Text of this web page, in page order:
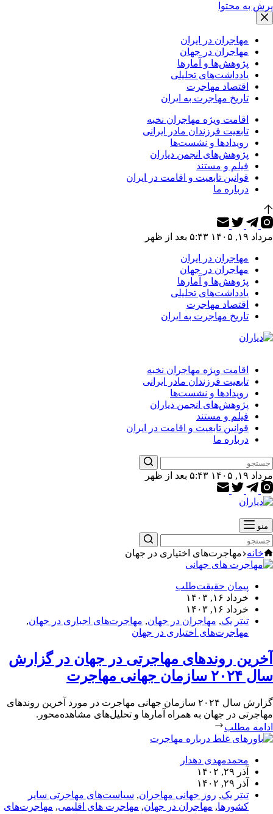
پرش به محتوا
مهاجران در ایران
مهاجران در جهان
پژوهش‌ها و آمارها
یادداشت‌های تحلیلی
اقتصاد مهاجرت
تاریخ مهاجرت به ایران
اقامت ویژه مهاجران نخبه
تابعیت فرزندان مادر ایرانی
رویدادها و نشست‌ها
پژوهش‌های انجمن دیاران
فیلم و مستند
قوانین تابعیت و اقامت در ایران
درباره ما
مرداد ۱۹, ۱۴۰۵ ۵:۴۳ بعد از ظهر
مهاجران در ایران
مهاجران در جهان
پژوهش‌ها و آمارها
یادداشت‌های تحلیلی
اقتصاد مهاجرت
تاریخ مهاجرت به ایران
اقامت ویژه مهاجران نخبه
تابعیت فرزندان مادر ایرانی
رویدادها و نشست‌ها
پژوهش‌های انجمن دیاران
فیلم و مستند
قوانین تابعیت و اقامت در ایران
درباره ما
هیچ
نتیجه
ای
مرداد ۱۹, ۱۴۰۵ ۵:۴۳ بعد از ظهر
منو
هیچ
نتیجه
خانه مهاجرت‌های اختیاری در جهان
پیمان حقیقت‌طلب
خرداد ۱۶, ۱۴۰۳
خرداد ۱۶, ۱۴۰۳
تیتر یک, مهاجران در جهان, مهاجرت‌های اجباری در جهان,
مهاجرت‌های اختیاری در جهان
آخرین روندهای مهاجرتی در جهان در گزارش
سال ۲۰۲۴ سازمان جهانی مهاجرت
گزارش سال ۲۰۲۴ سازمان جهانی مهاجرت در مورد آخرین روندهای
مهاجرتی در جهان به همراه آمارها و تحلیل‌های مشاهده‌محور.
ادامه مطلب
محمدمهدی دهدار
آذر ۲۹, ۱۴۰۲
آذر ۲۹, ۱۴۰۲
تیتر یک, روز جهانی مهاجران, سیاست‌های مهاجرتی سایر
کشورها, مهاجران در جهان, مهاجرت های اقلیمی, مهاجرت‌های